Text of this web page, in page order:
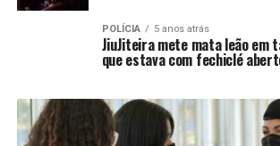
POLÍCIA 5 anos atrás
JiuJiteira mete mata leão em
que estava com fechiclé